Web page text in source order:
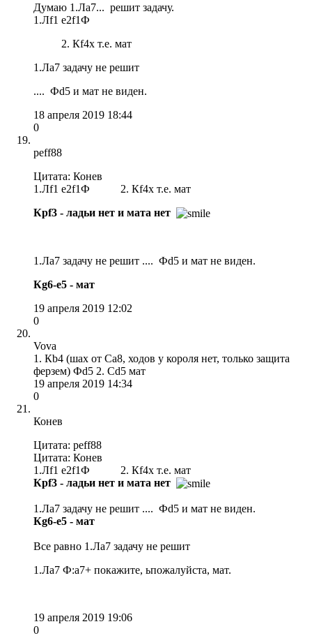
Думаю 1.Ла7... решит задачу.
1.Лf1 e2f1Ф
2. Кf4x т.е. мат
1.Ла7 задачу не решит
.... Фd5 и мат не виден.
18 апреля 2019 18:44
0
peff88
Цитата: Конев
1.Лf1 e2f1Ф 2. Кf4x т.е. мат
Крf3 - ладьи нет и мата нет
1.Ла7 задачу не решит .... Фd5 и мат не виден.
Кg6-е5 - мат
19 апреля 2019 12:02
0
Vova
1. Кb4 (шах от Сa8, ходов у короля нет, только защита
ферзем) Фd5 2. Сd5 мат
19 апреля 2019 14:34
0
Конев
Цитата: peff88
Цитата: Конев
1.Лf1 e2f1Ф 2. Кf4x т.е. мат
Крf3 - ладьи нет и мата нет
1.Ла7 задачу не решит .... Фd5 и мат не виден.
Кg6-е5 - мат
Все равно 1.Ла7 задачу не решит
1.Ла7 Ф:а7+ покажите, ьпожалуйста, мат.
19 апреля 2019 19:06
0